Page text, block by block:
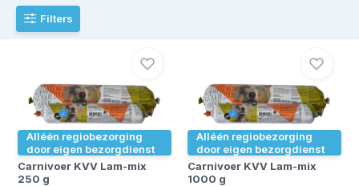
Filters
Alléén regiobezorging
door eigen bezorgdienst
Carnivoer KVV Lam-mix
250 g
Alléén regiobezorging
door eigen bezorgdienst
Carnivoer KVV Lam-mix
1000 g